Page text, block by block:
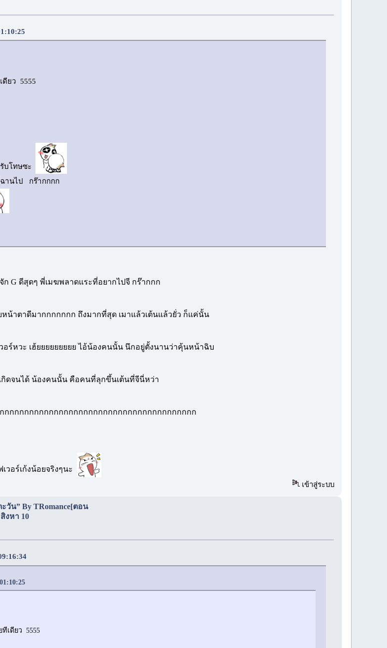
ดียว 5555
บโทษซะ
ฉานไป กร๊ากกกก
ก G ดีสุดๆ พี่เมฆพลาดแระที่อยากไปจี กร๊ากกก
น้าตาดีมากกกกกกก ถึงมากที่สุด เมาแล้วเต้นแล้วยั่ว ก็แค่นั้น
ร์หวะ เฮ้ยยยยยยยยย ไอ้น้องคนนั้น นึกอยู่ตั้งนานว่าคุ้นหน้าฉิบ
ดจนได้ น้องคนนั้น คือคนที่ลุกขึ้นเต้นที่จีนี่หว่า
กกกกกกกกกกกกกกกกกกกกกกกกกกกกกกกกกกกกกกก
วอร์เก้งน้อยจริงๆนะ
เข้าสู่ระบบ
วัน” By TRomance[ตอน
งหา 10
เดียว 5555